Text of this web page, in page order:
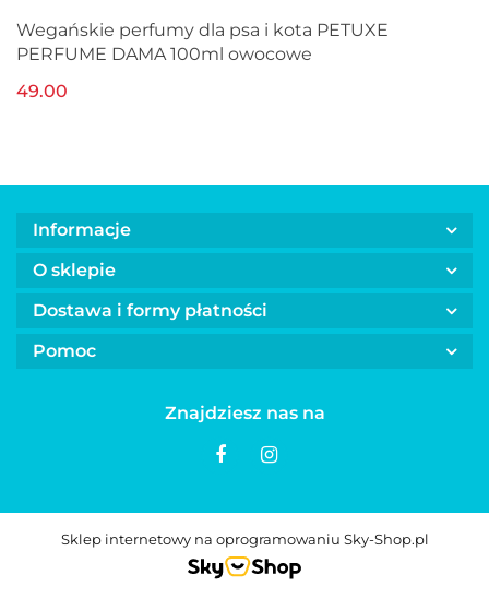
Wegańskie perfumy dla psa i kota PETUXE
PERFUME DAMA 100ml owocowe
49.00
Informacje
O sklepie
Dostawa i formy płatności
Pomoc
Znajdziesz nas na
Sklep internetowy na oprogramowaniu Sky-Shop.pl